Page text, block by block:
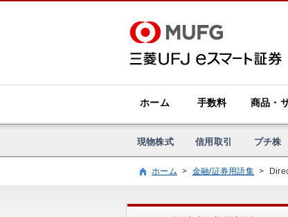
ホーム 手数料 商品・
現物株式 信用取引 プチ株
ホーム > 金融/証券用語集 >